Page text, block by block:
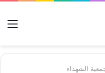
الشهداء